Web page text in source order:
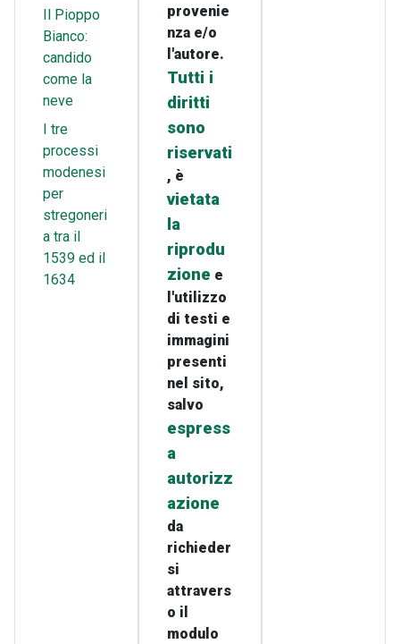
Il Pioppo
Bianco:
candido
come la
neve
I tre
processi
modenesi
per
stregoneri
a tra il
1539 ed il
1634
provenie
nza e/o
l'autore.
Tutti i
diritti
sono
riservati
, è
vietata
la
riprodu
zione e
l'utilizzo
di testi e
immagini
presenti
nel sito,
salvo
espress
a
autorizz
azione
da
richieder
si
attravers
o il
modulo